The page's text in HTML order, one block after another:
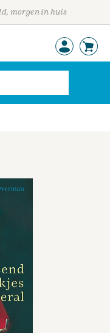
morgen in huis